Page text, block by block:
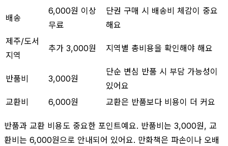
배송
6,000원 이상
무료
단권 구매 시 배송비 체감이 중요
해요
제주/도서
지역
추가 3,000원 지역별 총비용을 확인해야 해요
반품비 3,000원
단순 변심 반품 시 부담 가능성이
있어요
교환비
6,000원 교환은 반품보다 비용이 더 커요
반품과 교환 비용도 중요한 포인트예요. 반품비는 3,000원, 교
환비는 6,000원으로 안내되어 있어요. 만화책은 파손이나 오배